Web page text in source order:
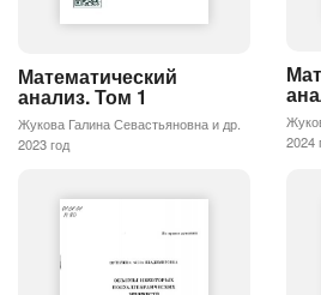
Математический
анализ. Том 1
Жукова Галина Севастьяновна и др.
2023 год
2024